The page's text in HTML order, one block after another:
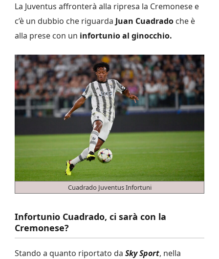
La Juventus affronterà alla ripresa la Cremonese e
c’è un dubbio che riguarda Juan Cuadrado che è
alla prese con un infortunio al ginocchio.
Cuadrado Juventus Infortuni
Infortunio Cuadrado, ci sarà con la
Cremonese?
Stando a quanto riportato da Sky Sport, nella